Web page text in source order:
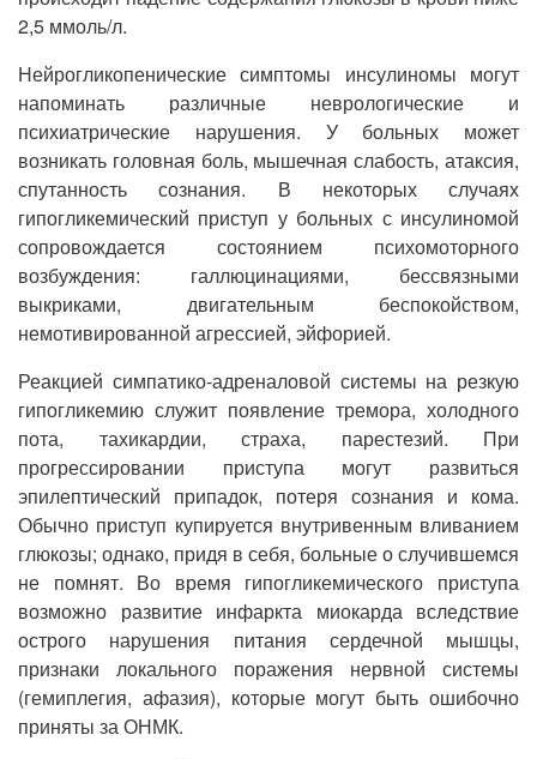
2,5 ммоль/л.
Нейрогликопенические симптомы инсулиномы могут
напоминать различные неврологические и
психиатрические нарушения. У больных может
возникать головная боль, мышечная слабость, атаксия,
спутанность сознания. В некоторых случаях
гипогликемический приступ у больных с инсулиномой
сопровождается состоянием психомоторного
возбуждения: галлюцинациями, бессвязными
выкриками, двигательным беспокойством,
немотивированной агрессией, эйфорией.
Реакцией симпатико-адреналовой системы на резкую
гипогликемию служит появление тремора, холодного
пота, тахикардии, страха, парестезий. При
прогрессировании приступа могут развиться
эпилептический припадок, потеря сознания и кома.
Обычно приступ купируется внутривенным вливанием
глюкозы; однако, придя в себя, больные о случившемся
не помнят. Во время гипогликемического приступа
возможно развитие инфаркта миокарда вследствие
острого нарушения питания сердечной мышцы,
признаки локального поражения нервной системы
(гемиплегия, афазия), которые могут быть ошибочно
приняты за ОНМК.